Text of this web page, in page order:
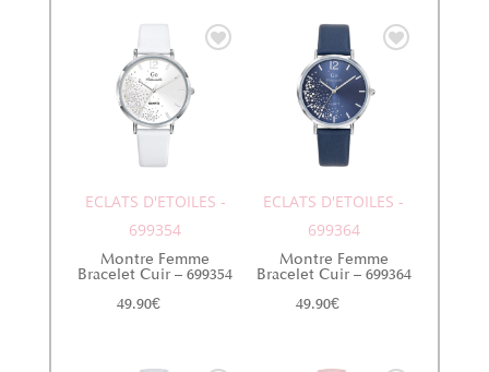
ECLATS D'ETOILES -
699354
Montre Femme
Bracelet Cuir – 699354
49.90€
ECLATS D'ETOILES -
699364
Montre Femme
Bracelet Cuir – 699364
49.90€